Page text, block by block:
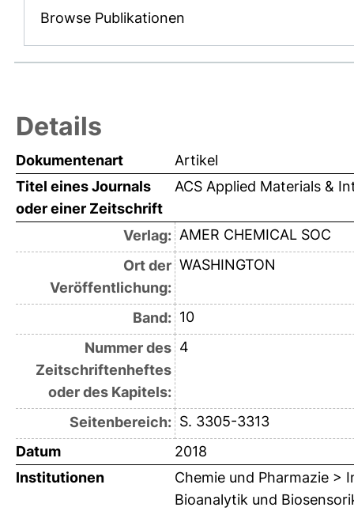
Browse Publikationen
Details
Dokumentenart
Artikel
Titel eines Journals
oder einer Zeitschrift
ACS Applied Materials &
Verlag: AMER CHEMICAL SOC
Ort der
Veröffentlichung:
WASHINGTON
Band: 10
Nummer des
Zeitschriftenheftes
oder des Kapitels:
4
Seitenbereich: S. 3305-3313
Datum
2018
Institutionen
Chemie und Pharmazie >
Bioanalytik und